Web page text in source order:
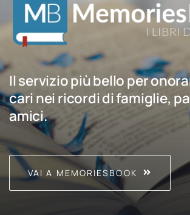
Il servizio più bello per
cari nei ricordi di famiglie,
amici.
VAI A MEMORIESBOOK